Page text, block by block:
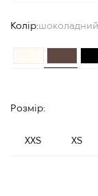
Колір:шоколадний
Розмір:
XXS XS